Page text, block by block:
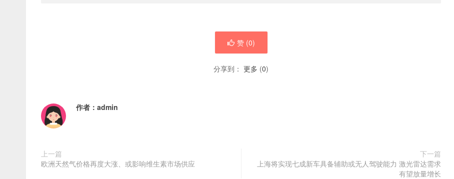
赞 (0)
分享到： 更多 (0)
作者： admin
上一篇
欧洲天然气价格再度大涨、或影响维生素市场供应
下一篇
上海将实现七成新车具备辅助或无人驾驶能力 激光雷达需求
有望放量增长